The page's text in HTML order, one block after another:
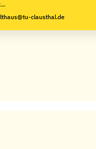
clausthal.de